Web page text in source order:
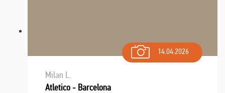
14.04.2026
Milan L.
Atletico - Barcelona